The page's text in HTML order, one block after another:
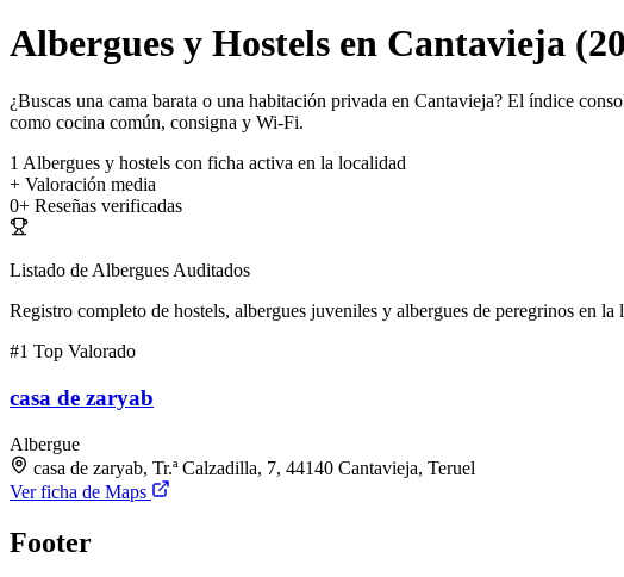
Albergues y Hostels en Cantavieja
¿Buscas una cama barata o una habitación privada en Cantavieja? El índice
como cocina común, consigna y Wi-Fi.
1 Albergues y hostels con ficha activa en la localidad
+ Valoración media
0+ Reseñas verificadas
Listado de Albergues Auditados
Registro completo de hostels, albergues juveniles y albergues de peregrinos en la
#1 Top Valorado
casa de zaryab
Albergue
casa de zaryab, Tr.ª Calzadilla, 7, 44140 Cantavieja, Teruel
Ver ficha de Maps
Footer